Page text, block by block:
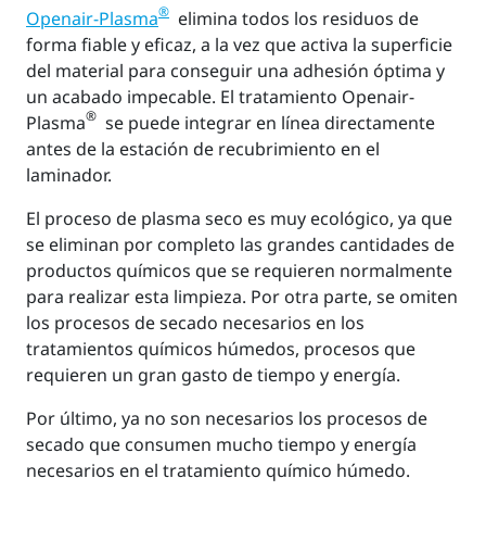
Openair-Plasma® elimina todos los residuos de
forma fiable y eficaz, a la vez que activa la superficie
del material para conseguir una adhesión óptima y
un acabado impecable. El tratamiento Openair-
Plasma® se puede integrar en línea directamente
antes de la estación de recubrimiento en el
laminador.
El proceso de plasma seco es muy ecológico, ya que
se eliminan por completo las grandes cantidades de
productos químicos que se requieren normalmente
para realizar esta limpieza. Por otra parte, se omiten
los procesos de secado necesarios en los
tratamientos químicos húmedos, procesos que
requieren un gran gasto de tiempo y energía.
Por último, ya no son necesarios los procesos de
secado que consumen mucho tiempo y energía
necesarios en el tratamiento químico húmedo.